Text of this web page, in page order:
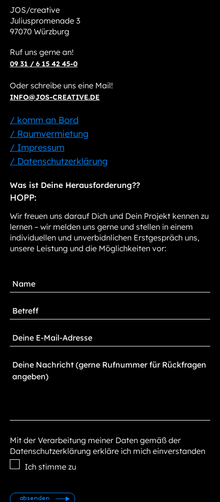
JOS/creative
Juliuspromenade 3
97070 Würzburg
Ruf uns gerne an!
09 31 / 6 15 42 45-0
Oder schreibe uns eine Mail!
INFO@JOS-CREATIVE.DE
/ komm an Bord
/ Raumvermietung
/ Impressum
/ Datenschutzerklärung
Was ist Deine Herausforderung??
HOPP:
Wir freuen uns darauf Dich und Dein Projekt kennen zu
lernen – wir melden uns gerne und stellen in einem
individuellen und unverbidnlichen Erstgespräch uns,
unsere Leistung und die Möglichkeiten vor:
Mit der Verarbeitung meiner Daten gemäß der
Datenschutzerklärung erkläre ich mich einverstanden
Ich stimme zu